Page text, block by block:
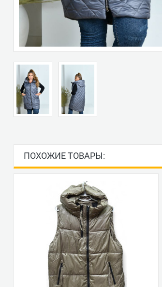
ПОХОЖИЕ ТОВАРЫ: